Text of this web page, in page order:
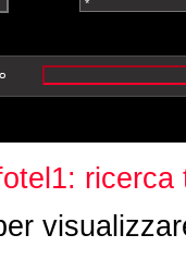
ricerca